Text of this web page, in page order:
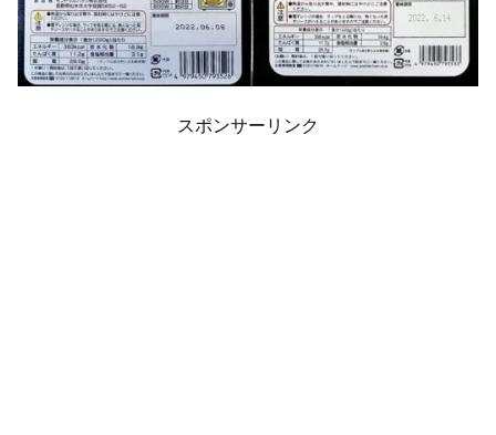
スポンサーリンク